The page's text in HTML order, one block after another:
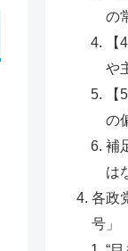
の
や
の
補
は
各政
号」